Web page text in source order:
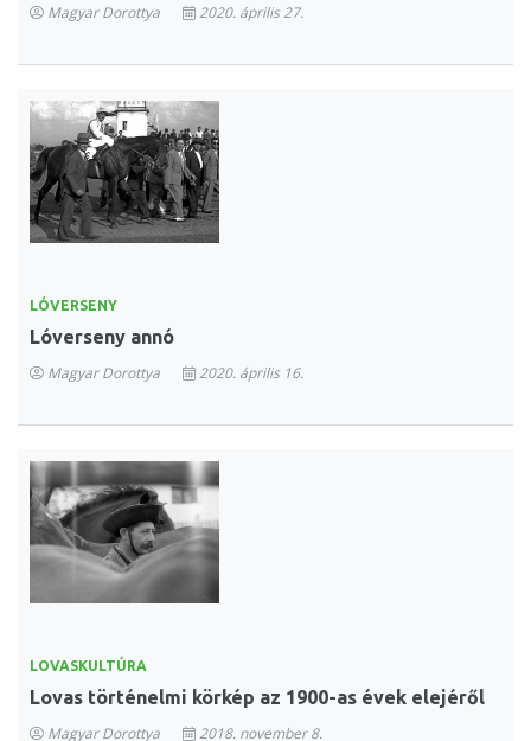
Magyar Dorottya 2020. április 27.
LÓVERSENY
Lóverseny annó
Magyar Dorottya 2020. április 16.
LOVASKULTÚRA
Lovas történelmi körkép az 1900-as évek elejéről
Magyar Dorottya 2018. november 8.